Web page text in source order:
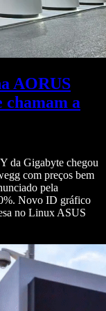
AORUS
chamam a
da Gigabyte chegou
com preços bem
pela
Novo ID gráfico
no Linux ASUS